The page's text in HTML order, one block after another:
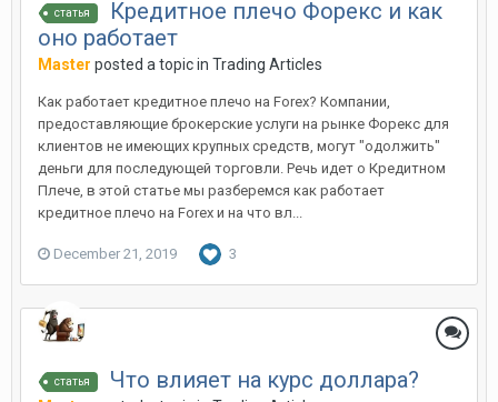
статья
Кредитное плечо Форекс и как
оно работает
Master posted a topic in Trading Articles
Как работает кредитное плечо на Forex? Компании,
предоставляющие брокерские услуги на рынке Форекс для
клиентов не имеющих крупных средств, могут "одолжить"
деньги для последующей торговли. Речь идет о Кредитном
Плече, в этой статье мы разберемся как работает
кредитное плечо на Forex и на что вл...
December 21, 2019 3
статья Что влияет на курс доллара?